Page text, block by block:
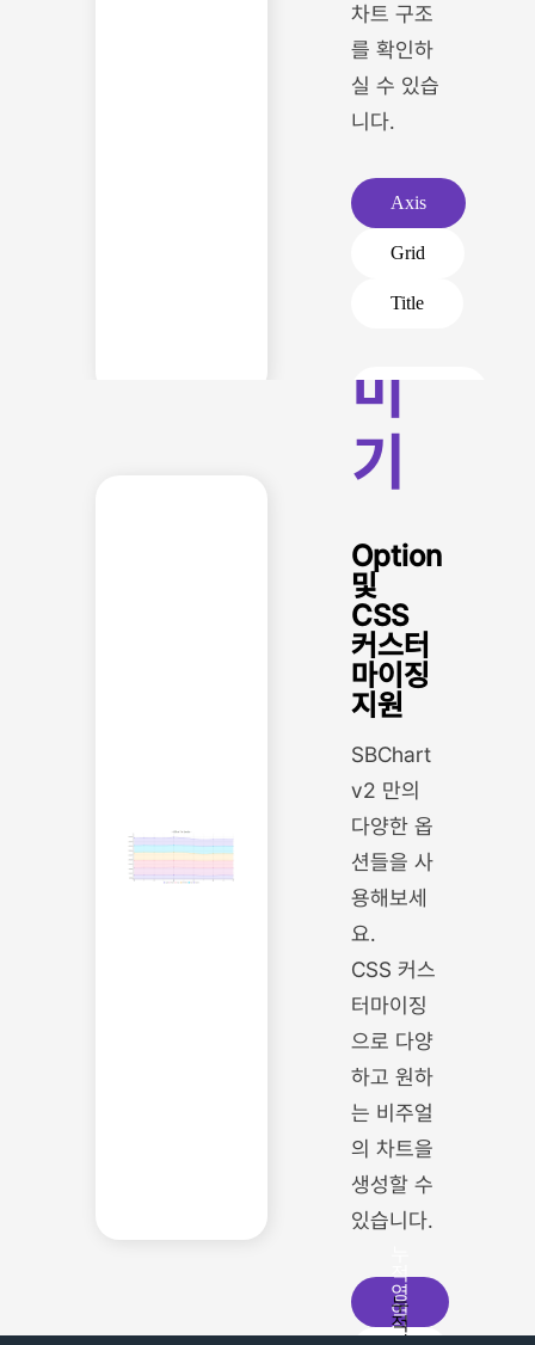
차트 구조
를 확인하
실 수 있습
니다.
Axis
Grid
Title
Label
차
트
꾸
미
기
Option
및
CSS
커스터
마이징
지원
SBChart
v2 만의
다양한 옵
션들을 사
용해보세
요.
CSS 커스
터마이징
으로 다양
하고 원하
는 비주얼
의 차트을
생성할 수
있습니다.
적
영
역
차
누
적